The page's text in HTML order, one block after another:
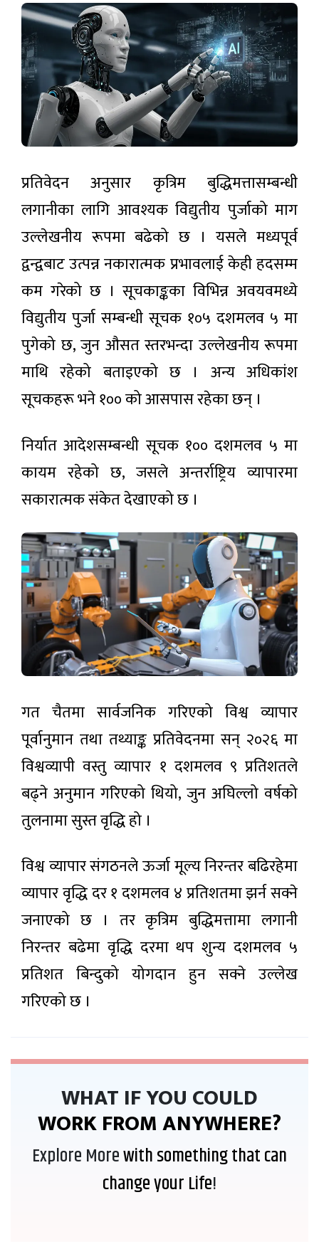
दाबी
मनसुन
सक्रियः
यी
प्रदेशमा
भारी वर्षा
हुने
पूर्वानुमान
३ घण्टा अगाडी
रास्वपाले
साउन
२५ देखि
‘हामी
सञ्चालन
३ घण्टा अगाडी
भरतपुरमा
भूमिगत
प्रणालीबाट
विद्युत्
आपूर्ति
सुरु,
असोजभित्र
पूर्ण
सञ्चालनमा
ल्याउने
लक्ष्य
२ घण्टा अगाडी
अन्तरिक्ष
दौडको
असर:
चन्द्रमा
बन्यो दुई
लाख
किलो
फोहोरको
डम्पिङ
साइट
२ घण्टा अगाडी
आजका
लागि
विदेशी
मुद्राको
विनिमय
दर
३ घण्टा
अगाडी
प्रतिवेदन अनुसार कृत्रिम बुद्धिमत्तासम्बन्धी
लगानीका लागि आवश्यक विद्युतीय पुर्जाको माग
उल्लेखनीय रूपमा बढेको छ । यसले मध्यपूर्व
द्वन्द्वबाट उत्पन्न नकारात्मक प्रभावलाई केही हदसम्म
कम गरेको छ । सूचकाङ्कका विभिन्न अवयवमध्ये
विद्युतीय पुर्जा सम्बन्धी सूचक १०५ दशमलव ५ मा
पुगेको छ, जुन औसत स्तरभन्दा उल्लेखनीय रूपमा
माथि रहेको बताइएको छ । अन्य अधिकांश
सूचकहरू भने १०० को आसपास रहेका छन् ।
निर्यात आदेशसम्बन्धी सूचक १०० दशमलव ५ मा
कायम रहेको छ, जसले अन्तर्राष्ट्रिय व्यापारमा
सकारात्मक संकेत देखाएको छ ।
गत चैतमा सार्वजनिक गरिएको विश्व व्यापार
पूर्वानुमान तथा तथ्याङ्क प्रतिवेदनमा सन् २०२६ मा
विश्वव्यापी वस्तु व्यापार १ दशमलव ९ प्रतिशतले
बढ्ने अनुमान गरिएको थियो, जुन अघिल्लो वर्षको
तुलनामा सुस्त वृद्धि हो ।
विश्व व्यापार संगठनले ऊर्जा मूल्य निरन्तर बढिरहेमा
व्यापार वृद्धि दर १ दशमलव ४ प्रतिशतमा झर्न सक्ने
जनाएको छ । तर कृत्रिम बुद्धिमत्तामा लगानी
निरन्तर बढेमा वृद्धि दरमा थप शुन्य दशमलव ५
प्रतिशत बिन्दुको योगदान हुन सक्ने उल्लेख
गरिएको छ ।
WHAT IF YOU COULD
WORK FROM ANYWHERE?
Explore Morewith something that can
change your Life!